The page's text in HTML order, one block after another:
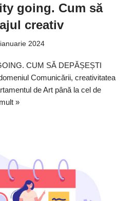
going. Cum să
creativ
2024
CUM SĂ DEPĂȘEȘTI
Comunicării, creativitatea
de Art până la cel de
»